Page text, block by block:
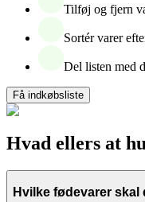
Tilføj og fjern
Sortér varer
Del listen med
Få indkøbsliste
Hvad ellers at
Hvilke fødevarer skal